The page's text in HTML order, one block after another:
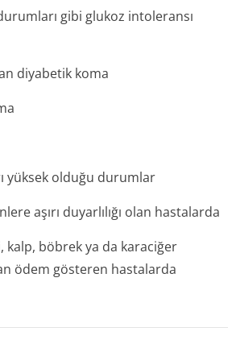
gibi glukoz intoleransı
diyabetik koma
yüksek olduğu durumlar
aşırı duyarlılığı olan hastalarda
kalp, böbrek ya da karaciğer
ödem gösteren hastalarda